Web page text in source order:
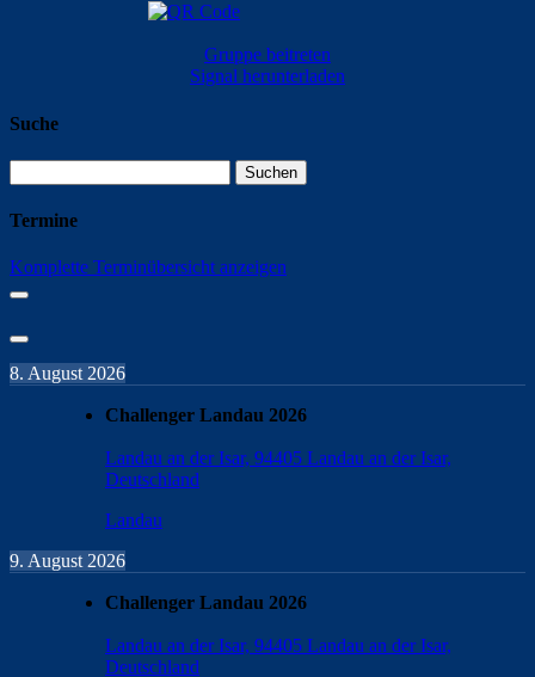
Gruppe beitreten
Signal herunterladen
Suche
nach:
Termine
Komplette Terminübersicht anzeigen
8. August 2026
Challenger Landau 2026
Landau an der Isar, 94405 Landau an der Isar,
Deutschland
Landau
9. August 2026
Challenger Landau 2026
Landau an der Isar, 94405 Landau an der Isar,
Deutschland